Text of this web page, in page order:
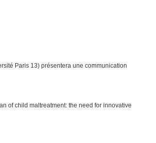
Paris 13) présentera une communication
of child maltreatment: the need for innovative